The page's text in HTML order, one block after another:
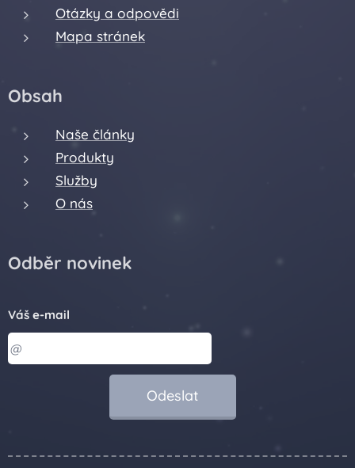
Otázky a odpovědi
Mapa stránek
Obsah
Naše články
Produkty
Služby
O nás
Odběr novinek
Váš e-mail
Odeslat